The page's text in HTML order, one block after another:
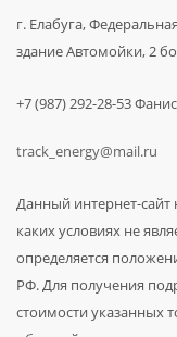
г. Елабуга,
здание Автомойки, 2
+7 (987) 292-28-53 Фанис
track_energy@mail.ru
Данный интернет-
каких условиях не
определяется
РФ. Для получения
стоимости указанных